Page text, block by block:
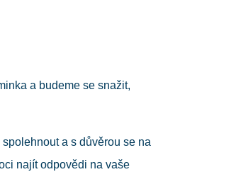
a budeme se snažit,
a s důvěrou se na
najít odpovědi na vaše